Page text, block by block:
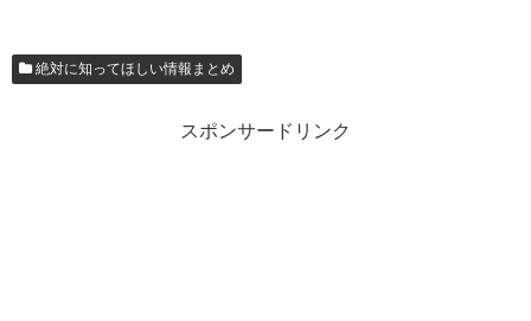
絶対に知ってほしい情報まとめ
スポンサードリンク